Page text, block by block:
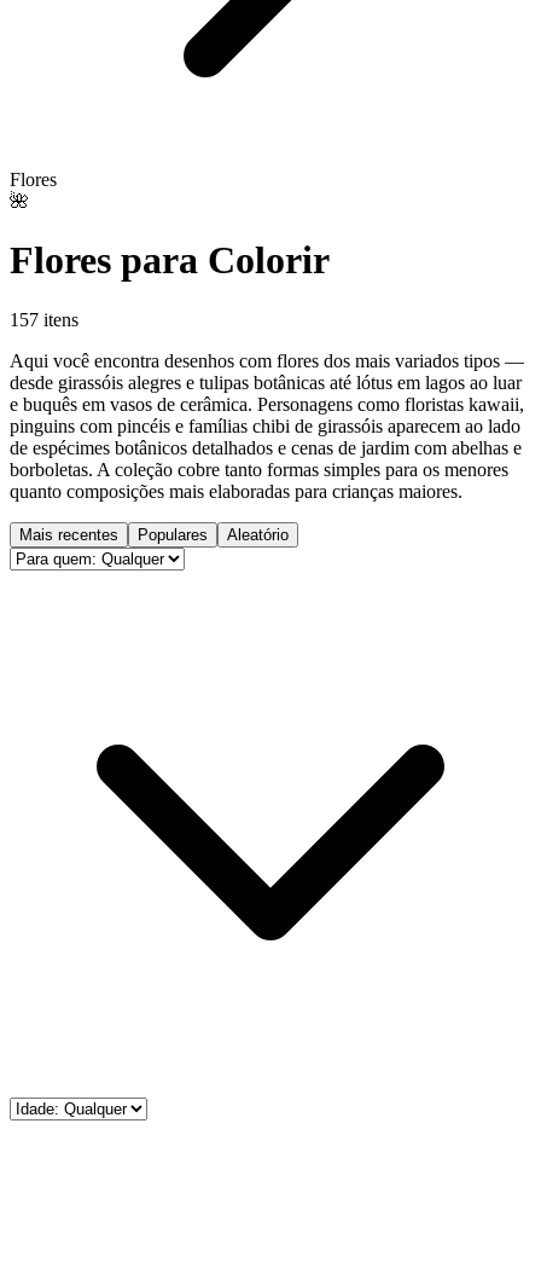
Flores
🌺
Flores para Colorir
157 itens
Aqui você encontra desenhos com flores dos mais variados tipos —
desde girassóis alegres e tulipas botânicas até lótus em lagos ao luar
e buquês em vasos de cerâmica. Personagens como floristas kawaii,
pinguins com pincéis e famílias chibi de girassóis aparecem ao lado
de espécimes botânicos detalhados e cenas de jardim com abelhas e
borboletas. A coleção cobre tanto formas simples para os menores
quanto composições mais elaboradas para crianças maiores.
Mais recentes Populares Aleatório